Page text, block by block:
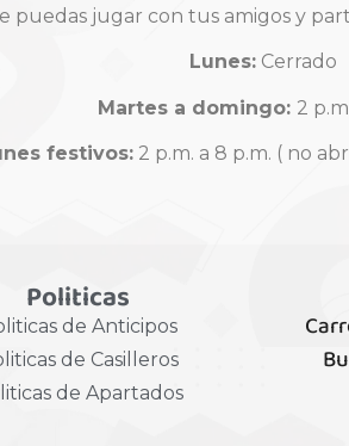
puedas jugar con tus amigos y
Lunes: Cerrado
Martes a domingo: 2
festivos: 2 p.m. a 8 p.m. ( no
Politicas
de Anticipos
de Casilleros
de Apartados